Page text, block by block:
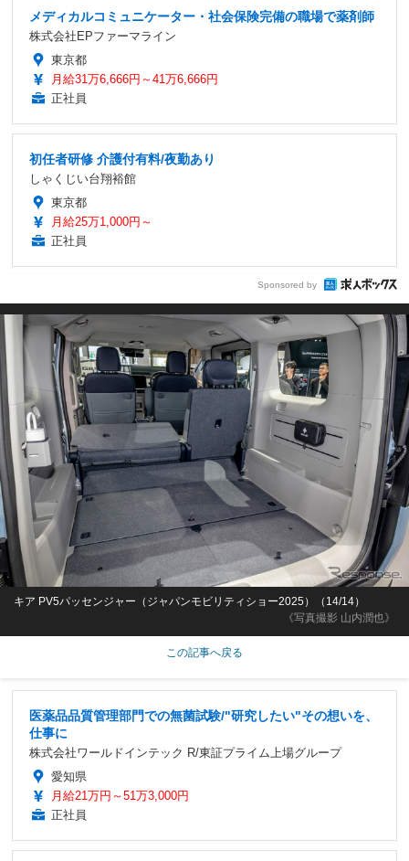
メディカルコミュニケーター・社会保険完備の職場で薬剤師
株式会社EPファーマライン
東京都
月給31万6,666円～41万6,666円
正社員
初任者研修 介護付有料/夜勤あり
しゃくじい台翔裕館
東京都
月給25万1,000円～
正社員
Sponsored by
《写真撮影 山内潤也》
キア PV5パッセンジャー（ジャパンモビリティショー2025）（14/14）
この記事へ戻る
医薬品品質管理部門での無菌試験/"研究したい"その想いを、
仕事に
株式会社ワールドインテック R/東証プライム上場グループ
愛知県
月給21万円～51万3,000円
正社員